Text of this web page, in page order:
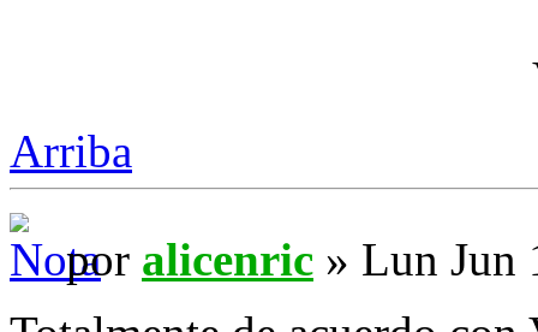
Arriba
por alicenric » Lun Jun